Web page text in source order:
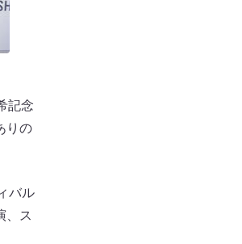
記念
りの
バル
、ス